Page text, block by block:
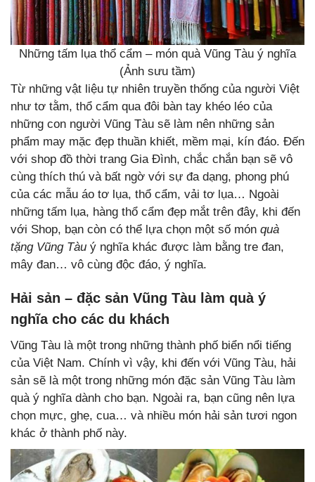
Những tấm lụa thổ cẩm – món quà Vũng Tàu ý nghĩa
(Ảnh sưu tầm)
Từ những vật liệu tự nhiên truyền thống của người Việt
như tơ tằm, thổ cẩm qua đôi bàn tay khéo léo của
những con người Vũng Tàu sẽ làm nên những sản
phẩm may mặc đẹp thuần khiết, mềm mại, kín đáo. Đến
với shop đồ thời trang Gia Đình, chắc chắn bạn sẽ vô
cùng thích thú và bất ngờ với sự đa dạng, phong phú
của các mẫu áo tơ lụa, thổ cẩm, vải tơ lụa… Ngoài
những tấm lụa, hàng thổ cẩm đẹp mắt trên đây, khi đến
với Shop, bạn còn có thể lựa chọn một số món quà
tặng Vũng Tàu ý nghĩa khác được làm bằng tre đan,
mây đan… vô cùng độc đáo, ý nghĩa.
Hải sản – đặc sản Vũng Tàu làm quà ý
nghĩa cho các du khách
Vũng Tàu là một trong những thành phố biển nổi tiếng
của Việt Nam. Chính vì vậy, khi đến với Vũng Tàu, hải
sản sẽ là một trong những món đặc sản Vũng Tàu làm
quà ý nghĩa dành cho bạn. Ngoài ra, bạn cũng nên lựa
chọn mực, ghẹ, cua… và nhiều món hải sản tươi ngon
khác ở thành phố này.